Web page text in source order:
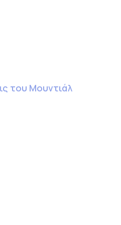
του Μουντιάλ